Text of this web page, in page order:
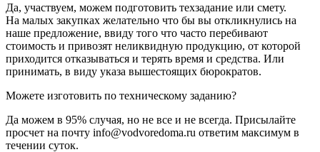
Да, участвуем, можем подготовить техзадание или смету.
На малых закупках желательно что бы вы откликнулись на
наше предложение, ввиду того что часто перебивают
стоимость и привозят неликвидную продукцию, от которой
приходится отказываться и терять время и средства. Или
принимать, в виду указа вышестоящих бюрократов.
Можете изготовить по техническому заданию?
Да можем в 95% случая, но не все и не всегда. Присылайте
просчет на почту info@vodvoredoma.ru ответим максимум в
течении суток.